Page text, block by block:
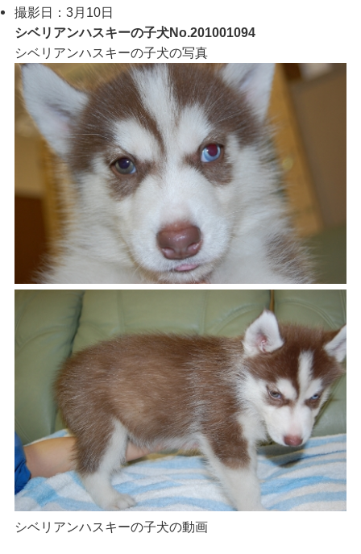
撮影日：3月10日
シベリアンハスキーの子犬No.201001094
シベリアンハスキーの子犬の写真
シベリアンハスキーの子犬の動画